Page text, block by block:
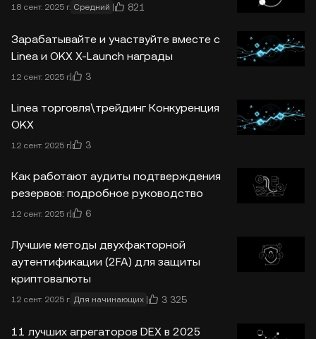
18 сент. 2025 г. Средний 821
Зарабатывайте и участвуйте вместе с
Linea и OKX X-Launch награды
12 сент. 2025 г. 3
Linea торговля\трейдинг Конкуренция
OKX
12 сент. 2025 г. 3
Как работают аудиты подтверждения
резервов: подробное руководство
12 сент. 2025 г. 6
Лучшие методы двухфакторной
аутентификации (2FA) для защиты
криптовалюты
12 сент. 2025 г. Для начинающих 3 325
11 лучших агрегаторов DEX в 2025